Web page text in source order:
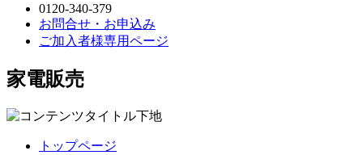
0120-340-379
お問合せ・お申込み
ご加入者様専用ページ
家電販売
トップページ